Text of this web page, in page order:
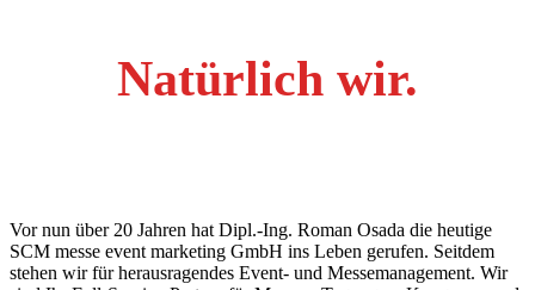
Natürlich wir.
Vor nun über 20 Jahren hat Dipl.-Ing. Roman Osada die heutige
SCM messe event marketing GmbH ins Leben gerufen. Seitdem
stehen wir für herausragendes Event- und Messemanagement. Wir